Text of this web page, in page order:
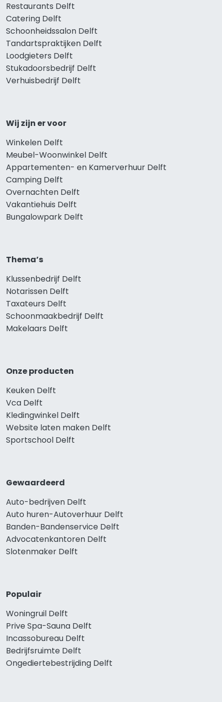
Restaurants Delft
Catering Delft
Schoonheidssalon Delft
Tandartspraktijken Delft
Loodgieters Delft
Stukadoorsbedrijf Delft
Verhuisbedrijf Delft
Wij zijn er voor
Winkelen Delft
Meubel-Woonwinkel Delft
Appartementen- en Kamerverhuur Delft
Camping Delft
Overnachten Delft
Vakantiehuis Delft
Bungalowpark Delft
Thema’s
Klussenbedrijf Delft
Notarissen Delft
Taxateurs Delft
Schoonmaakbedrijf Delft
Makelaars Delft
Onze producten
Keuken Delft
Vca Delft
Kledingwinkel Delft
Website laten maken Delft
Sportschool Delft
Gewaardeerd
Auto-bedrijven Delft
Auto huren-Autoverhuur Delft
Banden-Bandenservice Delft
Advocatenkantoren Delft
Slotenmaker Delft
Populair
Woningruil Delft
Prive Spa-Sauna Delft
Incassobureau Delft
Bedrijfsruimte Delft
Ongediertebestrijding Delft